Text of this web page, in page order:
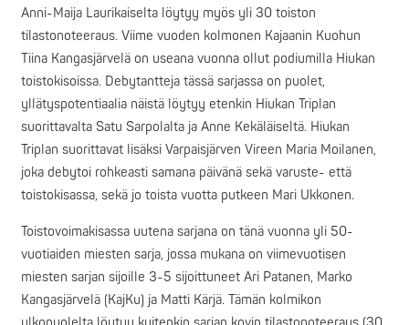
Anni-Maija Laurikaiselta löytyy myös yli 30 toiston
tilastonoteeraus. Viime vuoden kolmonen Kajaanin Kuohun
Tiina Kangasjärvelä on useana vuonna ollut podiumilla Hiukan
toistokisoissa. Debytantteja tässä sarjassa on puolet,
yllätyspotentiaalia näistä löytyy etenkin Hiukan Triplan
suorittavalta Satu Sarpolalta ja Anne Kekäläiseltä. Hiukan
Triplan suorittavat lisäksi Varpaisjärven Vireen Maria Moilanen,
joka debytoi rohkeasti samana päivänä sekä varuste- että
toistokisassa, sekä jo toista vuotta putkeen Mari Ukkonen.
Toistovoimakisassa uutena sarjana on tänä vuonna yli 50-
vuotiaiden miesten sarja, jossa mukana on viimevuotisen
miesten sarjan sijoille 3-5 sijoittuneet Ari Patanen, Marko
Kangasjärvelä (KajKu) ja Matti Kärjä. Tämän kolmikon